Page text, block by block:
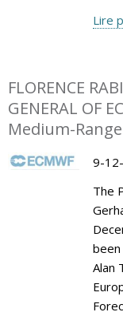
Lire
FLORENCE
GENERAL OF
Medium-
9-
The
Alan